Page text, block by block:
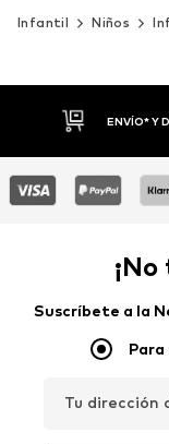
Infantil Niños
Suscríbete a la
Tu dirección